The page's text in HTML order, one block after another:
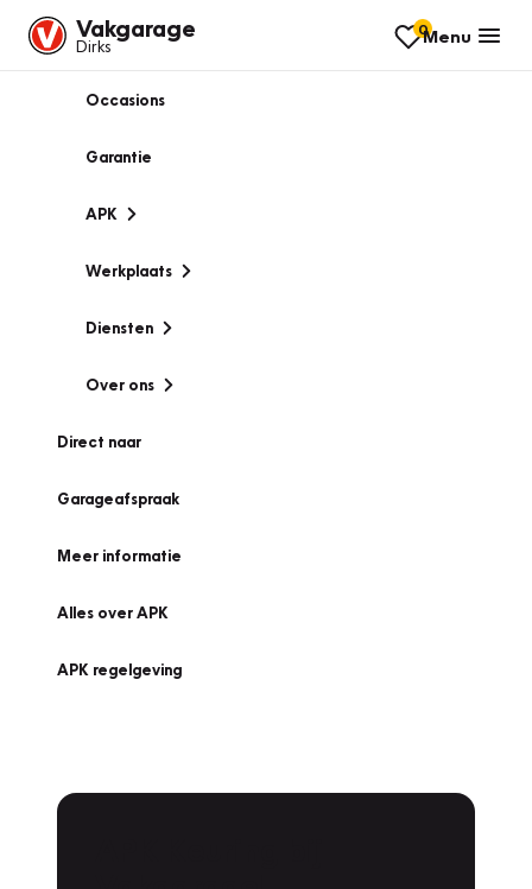
Vakgarage
Dirks
0Menu
Occasions
Garantie
APK
Werkplaats
Diensten
Over ons
Direct naar
Garageafspraak
Meer informatie
Alles over APK
APK regelgeving